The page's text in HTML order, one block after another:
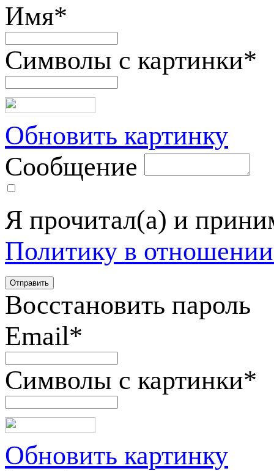
Имя*
Символы с картинки*
Обновить картинку
Сообщение
Я прочитал(а) и
Политику в
Восстановить пароль
Email*
Символы с картинки*
Обновить картинку